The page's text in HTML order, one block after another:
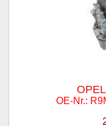
OE-Nr.: